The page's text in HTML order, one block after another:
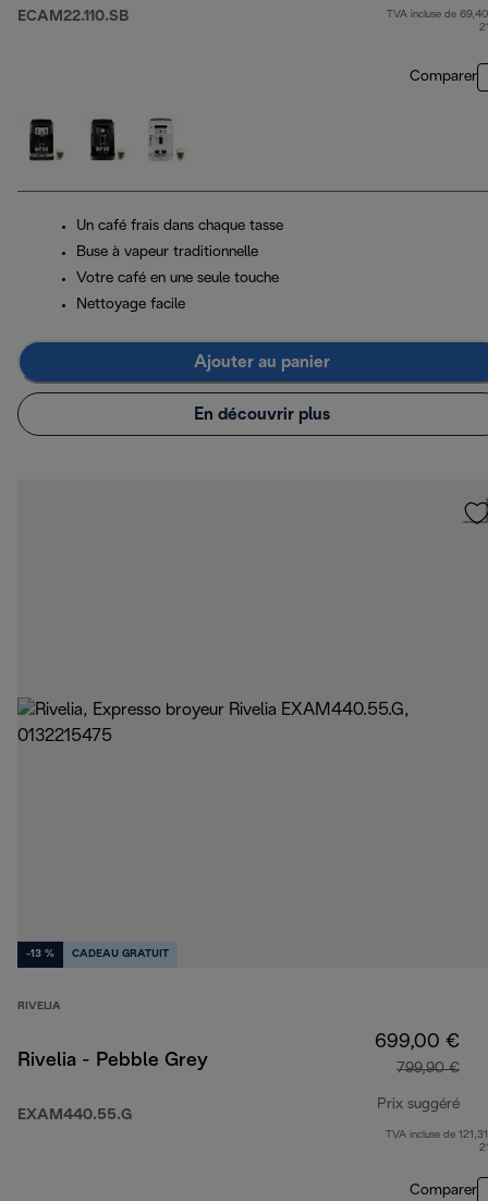
ECAM22.110.SB
TVA incluse de
Comparer
Un café frais dans chaque tasse
Buse à vapeur traditionnelle
Votre café en une seule touche
Nettoyage facile
Ajouter au panier
En découvrir plus
-13 % CADEAU GRATUIT
RIVELIA
Rivelia - Pebble Grey
EXAM440.55.G
699,00 €
799,90 €
Prix suggéré
TVA incluse de
Comparer